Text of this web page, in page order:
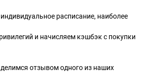
расписание, наиболее
и начисляем кэшбэк с покупки
отзывом одного из наших